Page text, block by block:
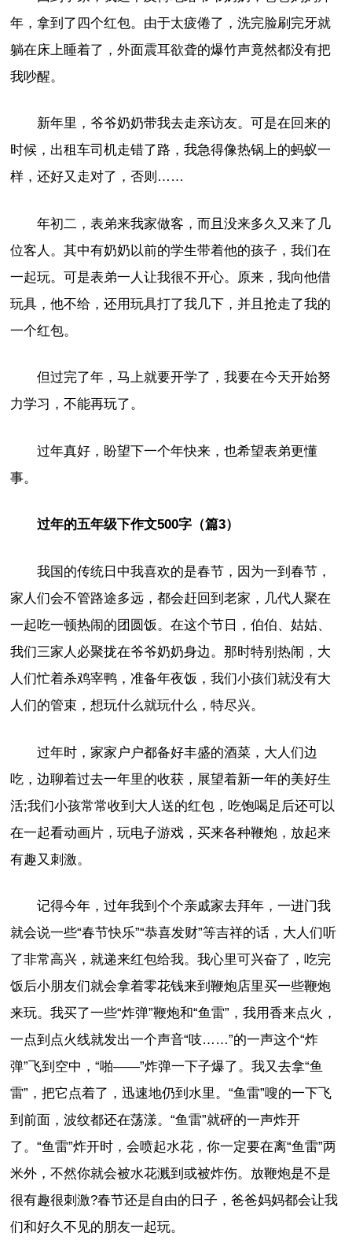
年，拿到了四个红包。由于太疲倦了，洗完脸刷完牙就
躺在床上睡着了，外面震耳欲聋的爆竹声竟然都没有把
我吵醒。
新年里，爷爷奶奶带我去走亲访友。可是在回来的
时候，出租车司机走错了路，我急得像热锅上的蚂蚁一
样，还好又走对了，否则……
年初二，表弟来我家做客，而且没来多久又来了几
位客人。其中有奶奶以前的学生带着他的孩子，我们在
一起玩。可是表弟一人让我很不开心。原来，我向他借
玩具，他不给，还用玩具打了我几下，并且抢走了我的
一个红包。
但过完了年，马上就要开学了，我要在今天开始努
力学习，不能再玩了。
过年真好，盼望下一个年快来，也希望表弟更懂
事。
过年的五年级下作文500字（篇3）
我国的传统日中我喜欢的是春节，因为一到春节，
家人们会不管路途多远，都会赶回到老家，几代人聚在
一起吃一顿热闹的团圆饭。在这个节日，伯伯、姑姑、
我们三家人必聚拢在爷爷奶奶身边。那时特别热闹，大
人们忙着杀鸡宰鸭，准备年夜饭，我们小孩们就没有大
人们的管束，想玩什么就玩什么，特尽兴。
过年时，家家户户都备好丰盛的酒菜，大人们边
吃，边聊着过去一年里的收获，展望着新一年的美好生
活;我们小孩常常收到大人送的红包，吃饱喝足后还可以
在一起看动画片，玩电子游戏，买来各种鞭炮，放起来
有趣又刺激。
记得今年，过年我到个个亲戚家去拜年，一进门我
就会说一些“春节快乐”“恭喜发财”等吉祥的话，大人们听
了非常高兴，就递来红包给我。我心里可兴奋了，吃完
饭后小朋友们就会拿着零花钱来到鞭炮店里买一些鞭炮
来玩。我买了一些“炸弹”鞭炮和“鱼雷”，我用香来点火，
一点到点火线就发出一个声音“吱……”的一声这个“炸
弹”飞到空中，“啪——”炸弹一下子爆了。我又去拿“鱼
雷”，把它点着了，迅速地仍到水里。“鱼雷”嗖的一下飞
到前面，波纹都还在荡漾。“鱼雷”就砰的一声炸开
了。“鱼雷”炸开时，会喷起水花，你一定要在离“鱼雷”两
米外，不然你就会被水花溅到或被炸伤。放鞭炮是不是
很有趣很刺激?春节还是自由的日子，爸爸妈妈都会让我
们和好久不见的朋友一起玩。